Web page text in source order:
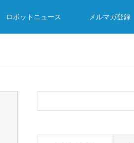
ロボットニュース メルマガ登録